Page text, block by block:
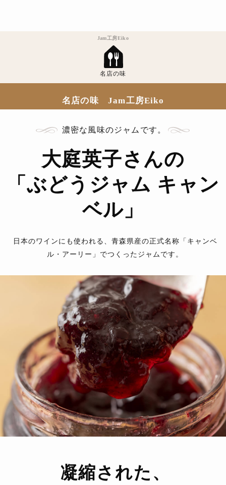
名店の味
Jam工房Eiko
名店の味 Jam工房Eiko
濃密な風味のジャムです。
大庭英子さんの
「ぶどうジャム キャン
ベル」
日本のワインにも使われる、青森県産の正式名称「キャンベ
ル・アーリー」でつくったジャムです。
凝縮された、